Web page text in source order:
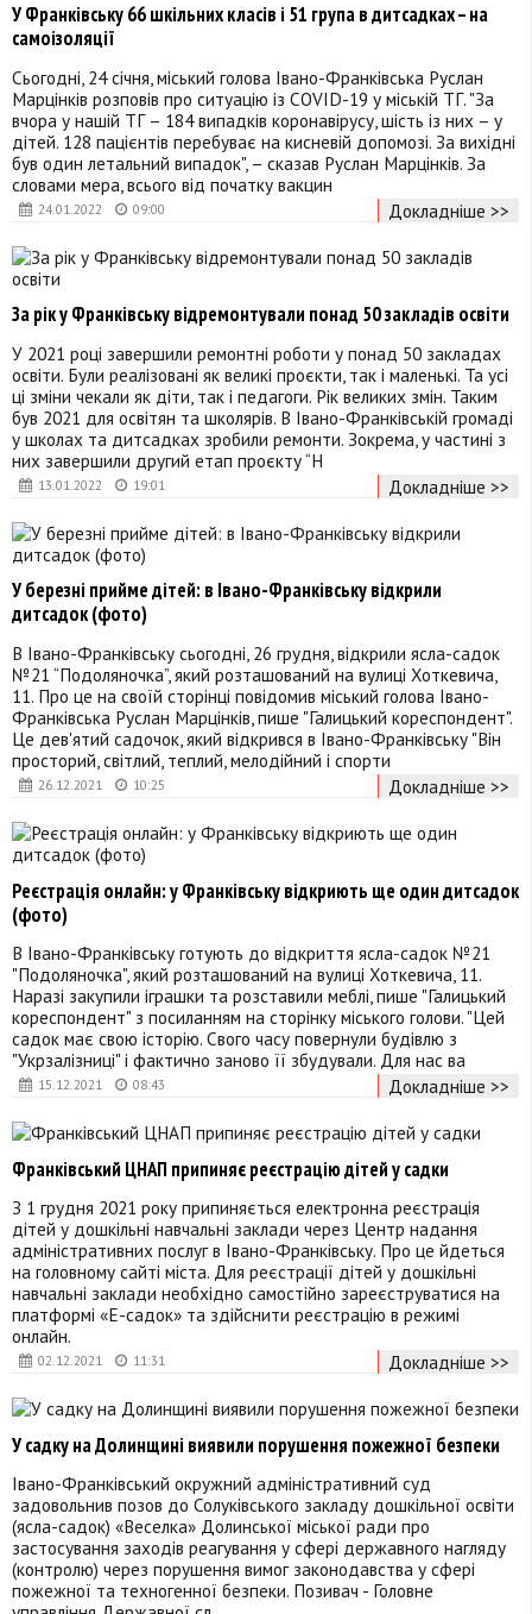
24.01.2022 09:00
У Франківську 66 шкільних класів і 51 група в дитсадках – на
самоізоляції
Сьогодні, 24 січня, міський голова Івано-Франківська Руслан
Марцінків розповів про ситуацію із COVID-19 у міській ТГ. "За
вчора у нашій ТГ – 184 випадків коронавірусу, шість із них – у
дітей. 128 пацієнтів перебуває на кисневій допомозі. За вихідні
був один летальний випадок", – сказав Руслан Марцінків. За
словами мера, всього від початку вакцин
Докладніше >>
13.01.2022 19:01
За рік у Франківську відремонтували понад 50 закладів освіти
У 2021 році завершили ремонтні роботи у понад 50 закладах
освіти. Були реалізовані як великі проєкти, так і маленькі. Та усі
ці зміни чекали як діти, так і педагоги. Рік великих змін. Таким
був 2021 для освітян та школярів. В Івано-Франківській громаді
у школах та дитсадках зробили ремонти. Зокрема, у частині з
них завершили другий етап проєкту “Н
Докладніше >>
26.12.2021 10:25
У березні прийме дітей: в Івано-Франківську відкрили
дитсадок (фото)
В Івано-Франківську сьогодні, 26 грудня, відкрили ясла-садок
№21 “Подоляночка”, який розташований на вулиці Хоткевича,
11. Про це на своїй сторінці повідомив міський голова Івано-
Франківська Руслан Марцінків, пише "Галицький кореспондент".
Це дев'ятий садочок, який відкрився в Івано-Франківську "Він
просторий, світлий, теплий, мелодійний і спорти
Докладніше >>
15.12.2021 08:43
Реєстрація онлайн: у Франківську відкриють ще один дитсадок
(фото)
В Івано-Франківську готують до відкриття ясла-садок №21
"Подоляночка", який розташований на вулиці Хоткевича, 11.
Наразі закупили іграшки та розставили меблі, пише "Галицький
кореспондент" з посиланням на сторінку міського голови. "Цей
садок має свою історію. Свого часу повернули будівлю з
"Укрзалізниці" і фактично заново її збудували. Для нас ва
Докладніше >>
02.12.2021 11:31
Франківський ЦНАП припиняє реєстрацію дітей у садки
З 1 грудня 2021 року припиняється електронна реєстрація
дітей у дошкільні навчальні заклади через Центр надання
адміністративних послуг в Івано-Франківську. Про це йдеться
на головному сайті міста. Для реєстрації дітей у дошкільні
навчальні заклади необхідно самостійно зареєструватися на
платформі «Е-садок» та здійснити реєстрацію в режимі
онлайн.
Докладніше >>
У садку на Долинщині виявили порушення пожежної безпеки
Івано-Франківський окружний адміністративний суд
задовольнив позов до Солуківського закладу дошкільної освіти
(ясла-садок) «Веселка» Долинської міської ради про
застосування заходів реагування у сфері державного нагляду
(контролю) через порушення вимог законодавства у сфері
пожежної та техногенної безпеки. Позивач - Головне